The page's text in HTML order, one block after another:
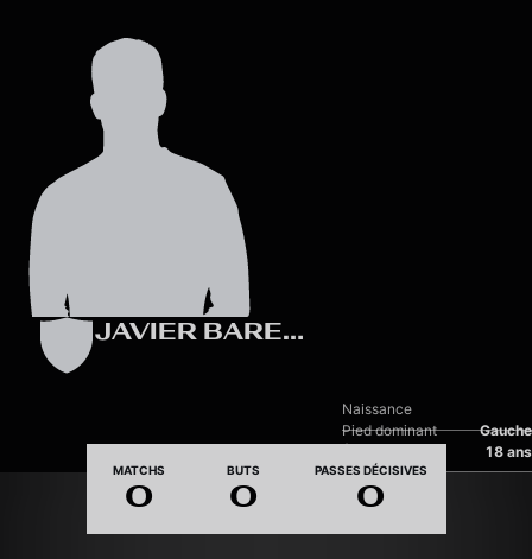
JAVIER BARES FERNANDEZ
Pied dominant Gauche
Naissance
18 ans
MATCHS
0
BUTS
0
PASSES DÉCISIVES
0